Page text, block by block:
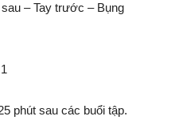
– Tay trước – Bụng
phút sau các buổi tập.